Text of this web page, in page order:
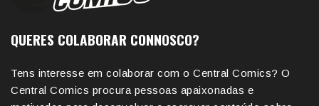
QUERES COLABORAR CONNOSCO?
Tens interesse em colaborar com o Central Comics? O
Central Comics procura pessoas apaixonadas e